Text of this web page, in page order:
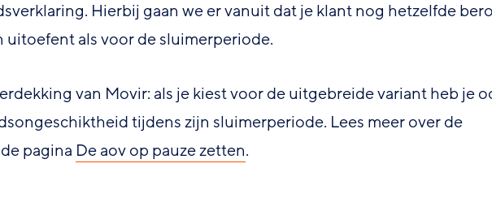
Hierbij gaan we er vanuit dat je klant nog hetzelfde
uitoefent als voor de sluimerperiode.
van Movir: als je kiest voor de uitgebreide variant heb je
tijdens zijn sluimerperiode. Lees meer over de
pagina De aov op pauze zetten.